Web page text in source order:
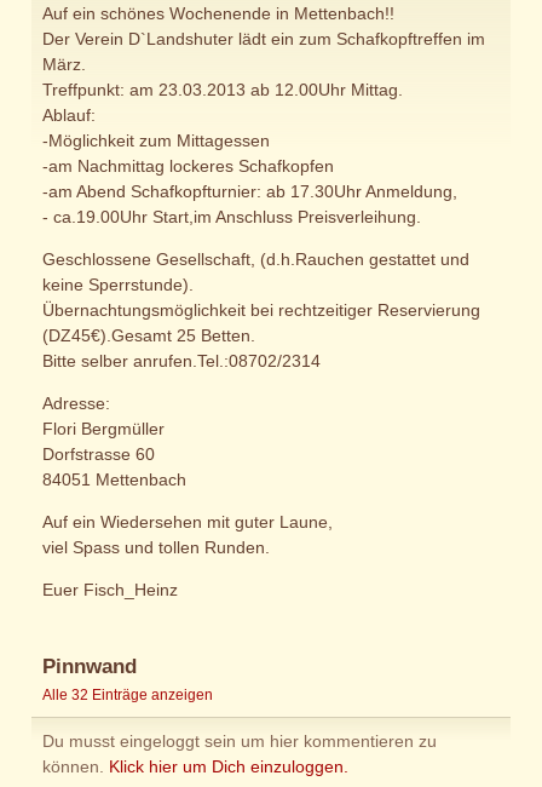
Auf ein schönes Wochenende in Mettenbach!!
Der Verein D`Landshuter lädt ein zum Schafkopftreffen im
März.
Treffpunkt: am 23.03.2013 ab 12.00Uhr Mittag.
Ablauf:
-Möglichkeit zum Mittagessen
-am Nachmittag lockeres Schafkopfen
-am Abend Schafkopfturnier: ab 17.30Uhr Anmeldung,
- ca.19.00Uhr Start,im Anschluss Preisverleihung.
Geschlossene Gesellschaft, (d.h.Rauchen gestattet und
keine Sperrstunde).
Übernachtungsmöglichkeit bei rechtzeitiger Reservierung
(DZ45€).Gesamt 25 Betten.
Bitte selber anrufen.Tel.:08702/2314
Adresse:
Flori Bergmüller
Dorfstrasse 60
84051 Mettenbach
Auf ein Wiedersehen mit guter Laune,
viel Spass und tollen Runden.
Euer Fisch_Heinz
Pinnwand
Alle 32 Einträge anzeigen
Du musst eingeloggt sein um hier kommentieren zu
können. Klick hier um Dich einzuloggen.